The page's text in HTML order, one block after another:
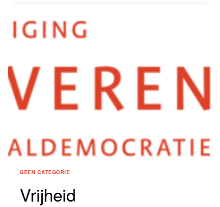
ASSCHER
EN
PLOUMEN
GEEN CATEGORIE
Vrijheid